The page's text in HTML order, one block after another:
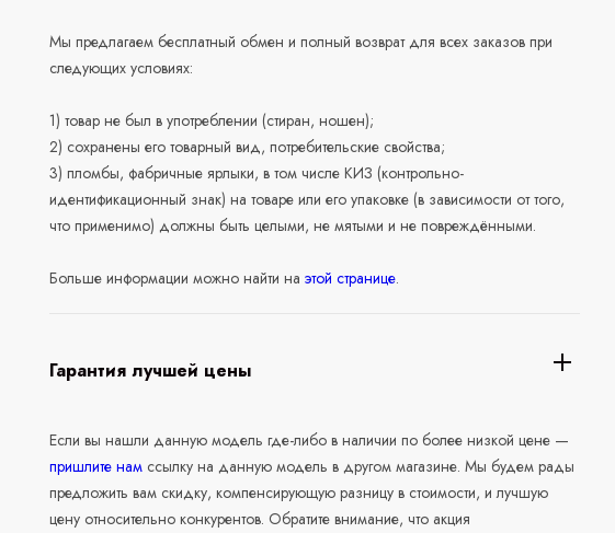
Мы предлагаем бесплатный обмен и полный возврат для всех заказов при
следующих условиях:
1) товар не был в употреблении (стиран, ношен);
2) сохранены его товарный вид, потребительские свойства;
3) пломбы, фабричные ярлыки, в том числе КИЗ (контрольно-
идентификационный знак) на товаре или его упаковке (в зависимости от того,
что применимо) должны быть целыми, не мятыми и не повреждёнными.
Больше информации можно найти наэтой странице.
Гарантия лучшей цены
Если вы нашли данную модель где-либо в наличии по более низкой цене —
пришлите нам ссылку на данную модель в другом магазине. Мы будем рады
предложить вам скидку, компенсирующую разницу в стоимости, и лучшую
цену относительно конкурентов. Обратите внимание, что акция